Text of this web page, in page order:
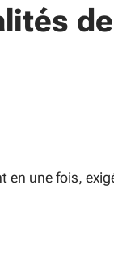
de
en une fois,